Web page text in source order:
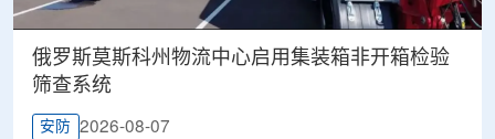
俄罗斯莫斯科州物流中心启用集装箱非开箱检验
筛查系统
安防 2026-08-07